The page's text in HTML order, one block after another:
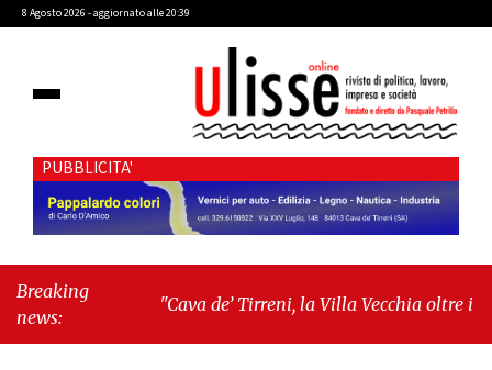
8 Agosto 2026 - aggiornato alle 20:39
PUBBLICITA'
Breaking
news:
"Cava de’ Tirreni, la Villa Vecchia oltre i vandali: